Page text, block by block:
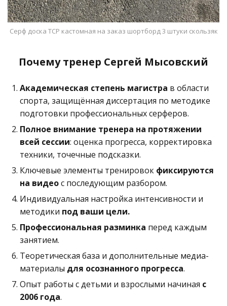
Серф доска ТСР кастомная на заказ шортборд 3 штуки скользяк
Почему тренер Сергей Мысовский
Академическая степень магистра в области
спорта, защищённая диссертация по методике
подготовки профессиональных серферов.
Полное внимание тренера на протяжении
всей сессии: оценка прогресса, корректировка
техники, точечные подсказки.
Ключевые элементы тренировок фиксируются
на видеос последующим разбором.
Индивидуальная настройка интенсивности и
методики под ваши цели.
Профессиональная разминка перед каждым
занятием.
Теоретическая база и дополнительные медиа-
материалы для осознанного прогресса.
Опыт работы с детьми и взрослыми начиная с
2006 года.